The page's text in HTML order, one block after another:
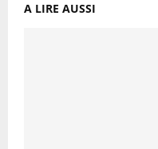
A LIRE AUSSI